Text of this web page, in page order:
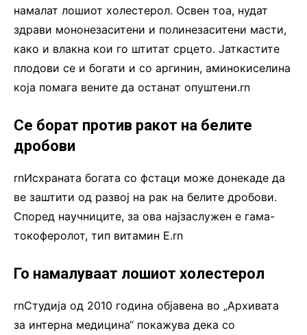
намалат лошиот холестерол. Освен тоа, нудат
здрави мононезаситени и полинезаситени масти,
како и влакна кои го штитат срцето. Јаткастите
плодови се и богати и со аргинин, аминокиселина
која помага вените да останат опуштени.rn
Се борат против ракот на белите
дробови
rnИсхраната богата со фстаци може донекаде да
ве заштити од развој на рак на белите дробови.
Според научниците, за ова најзаслужен е гама-
токоферолот, тип витамин Е.rn
Го намалуваат лошиот холестерол
rnСтудија од 2010 година објавена во „Архивата
за интерна медицина“ покажува дека со